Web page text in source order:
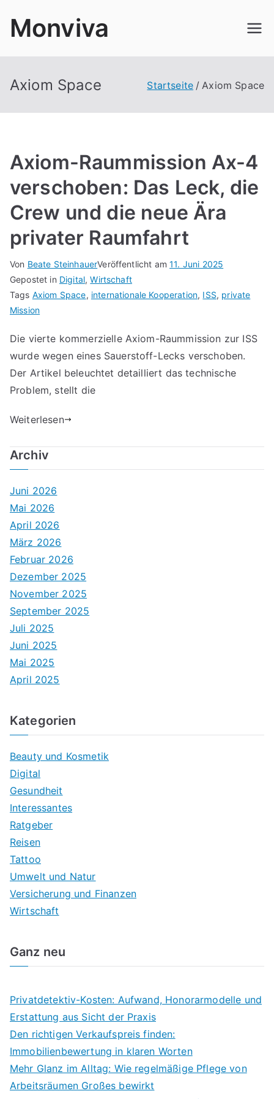
InhaltMonviva
Axiom Space Startseite Axiom Space
Axiom-Raummission Ax-4
verschoben: Das Leck, die
Crew und die neue Ära
privater Raumfahrt
Von Beate SteinhauerVeröffentlicht am11. Juni 2025
Gepostet in Digital,Wirtschaft
Tags Axiom Space, internationale Kooperation, ISS, private
Mission
Die vierte kommerzielle Axiom-Raummission zur ISS
wurde wegen eines Sauerstoff-Lecks verschoben.
Der Artikel beleuchtet detailliert das technische
Problem, stellt die
Weiterlesen
Archiv
Juni 2026
Mai 2026
April 2026
März 2026
Februar 2026
Dezember 2025
November 2025
September 2025
Juli 2025
Juni 2025
Mai 2025
April 2025
Kategorien
Beauty und Kosmetik
Digital
Gesundheit
Interessantes
Ratgeber
Reisen
Tattoo
Umwelt und Natur
Versicherung und Finanzen
Wirtschaft
Ganz neu
Privatdetektiv-Kosten: Aufwand, Honorarmodelle und
Erstattung aus Sicht der Praxis
Den richtigen Verkaufspreis finden:
Immobilienbewertung in klaren Worten
Mehr Glanz im Alltag: Wie regelmäßige Pflege von
Arbeitsräumen Großes bewirkt